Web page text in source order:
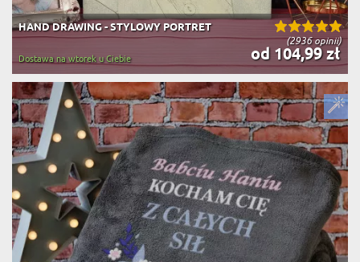
(2936 opinii)
HAND DRAWING - STYLOWY PORTRET
od 104,99 zł
Dostawa na wtorek u Ciebie